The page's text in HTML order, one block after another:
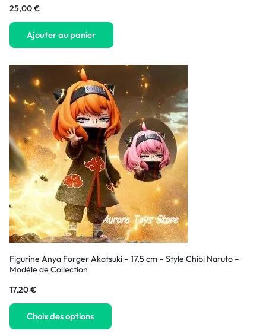
25,00€
Ajouter au panier
Figurine Anya Forger Akatsuki – 17,5 cm – Style Chibi Naruto –
Modèle de Collection
17,20€
Choix des options